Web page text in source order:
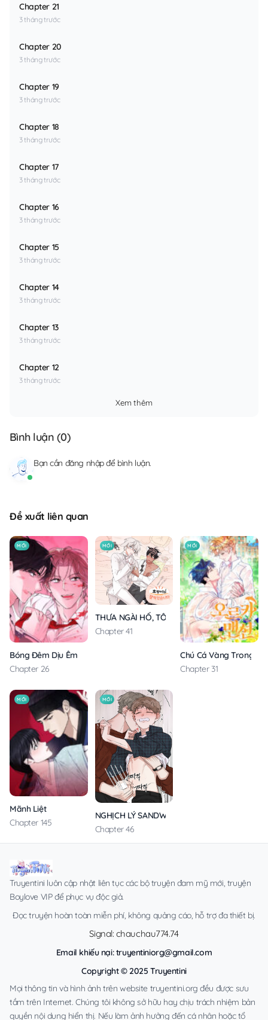
Chapter 21
3 tháng trước
Chapter 20
3 tháng trước
Chapter 19
3 tháng trước
Chapter 18
3 tháng trước
Chapter 17
3 tháng trước
Chapter 16
3 tháng trước
Chapter 15
3 tháng trước
Chapter 14
3 tháng trước
Chapter 13
3 tháng trước
Chapter 12
3 tháng trước
Xem thêm
Bình luận (0)
Bạn cần đăng nhậpđể bình luận.
Đề xuất liên quan
MỚI
Bóng Đêm Dịu Êm
Chapter 26
MỚI
THƯA NGÀI HỔ, TÔI ĐÃ ĂN RẤT NGON MIỆNG
Chapter 41
MỚI
Chú Cá Vàng Trong
Chapter 31
MỚI
Mãnh Liệt
Chapter 145
MỚI
NGHỊCH LÝ SANDWICH
Chapter 46
Truyentini luôn cập nhật liên tục các bộ truyện đam mỹ mới, truyện
Boylove VIP để phục vụ độc giả.
Đọc truyện hoàn toàn miễn phí, không quảng cáo, hỗ trợ đa thiết bị.
Signal: chauchau774.74
Email khiếu nại:truyentiniorg@gmail.com
Copyright © 2025 Truyentini
Mọi thông tin và hình ảnh trên website truyentini.org đều được sưu
tầm trên Internet. Chúng tôi không sở hữu hay chịu trách nhiệm bản
quyền nội dung hiển thị. Nếu làm ảnh hưởng đến cá nhân hoặc tổ